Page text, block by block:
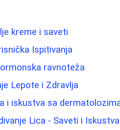
kreme i saveti
Ispitivanja
ravnoteža
Lepote i Zdravlja
i iskustva sa
Lica - Saveti i Iskustva